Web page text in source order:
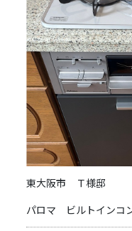
東大阪市 Ｔ様邸
パロマ ビルトインコ